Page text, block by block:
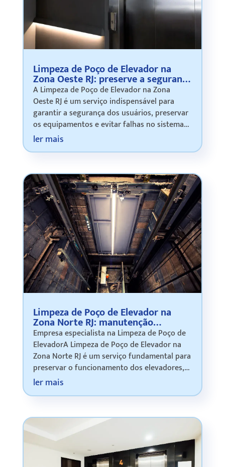
Limpeza de Poço de Elevador na
Zona Oeste RJ: preserve a segurança
e o funcionamento dos elevadores
A Limpeza de Poço de Elevador na Zona
Oeste RJ é um serviço indispensável para
garantir a segurança dos usuários, preservar
os equipamentos e evitar falhas no sistema
de transporte vertical. O poço do elevador é
ler mais
Limpeza de Poço de Elevador na
Zona Norte RJ: manutenção
preventiva para mais segurança e
eficiência
Empresa especialista na Limpeza de Poço de
ElevadorA Limpeza de Poço de Elevador na
Zona Norte RJ é um serviço fundamental para
preservar o funcionamento dos elevadores,
garantir a segurança dos usuários e evitar
ler mais